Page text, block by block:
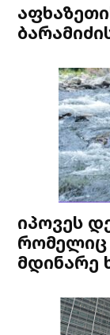
იპოვეს
მდინარე